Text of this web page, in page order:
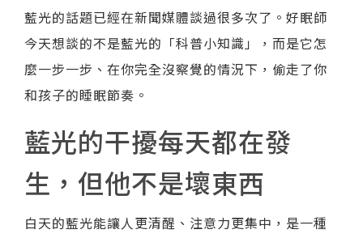
藍光的話題已經在新聞媒體談過很多次了。好眠師
今天想談的不是藍光的「科普小知識」，而是它怎
麼一步一步、在你完全沒察覺的情況下，偷走了你
和孩子的睡眠節奏。
藍光的干擾每天都在發
生，但他不是壞東西
白天的藍光能讓人更清醒、注意力更集中，是一種